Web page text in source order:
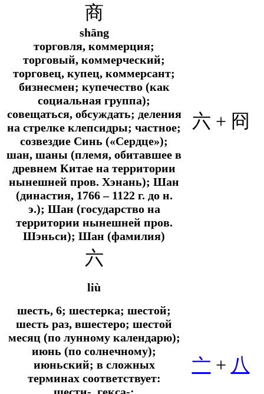
商
shāng
торговля, коммерция;
торговый, коммерческий;
торговец, купец, коммерсант;
бизнесмен; купечество (как
социальная группа);
совещаться, обсуждать; деления
на стрелке клепсидры; частное;
созвездие Синь («Сердце»);
шан, шаны (племя, обитавшее в
древнем Китае на территории
нынешней пров. Хэнань); Шан
(династия, 1766 – 1122 г. до н.
э.); Шан (государство на
территории нынешней пров.
Шэньси); Шан (фамилия)
六 + 冏
六
liù
шесть, 6; шестерка; шестой;
шесть раз, вшестеро; шестой
месяц (по лунному календарю);
июнь (по солнечному);
июньский; в сложных
терминах соответствует:
亠 + 八